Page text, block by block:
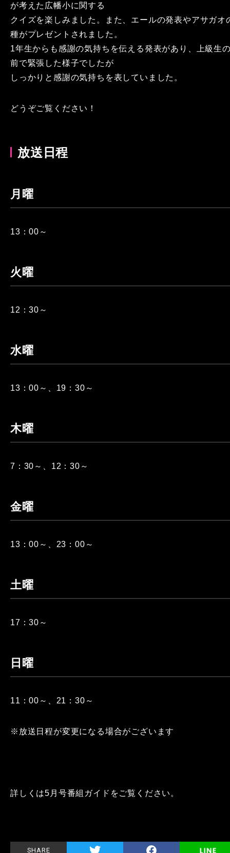
が考えた広幡小に関する
クイズを楽しみました。また、エールの発表やアサガオ
種がプレゼントされました。
1年生からも感謝の気持ちを伝える発表があり、上級生
前で緊張した様子でしたが
しっかりと感謝の気持ちを表していました。
どうぞご覧ください！
放送日程
月曜
13：00～
火曜
12：30～
水曜
13：00～、19：30～
木曜
7：30～、12：30～
金曜
13：00～、23：00～
土曜
17：30～
日曜
11：00～、21：30～
※放送日程が変更になる場合がございます
詳しくは5月号番組ガイドをご覧ください。
SHARE